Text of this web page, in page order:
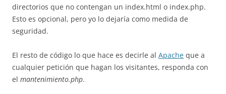
directorios que no contengan un index.html o index.php.
Esto es opcional, pero yo lo dejaría como medida de
seguridad.
El resto de código lo que hace es decirle al Apache que a
cualquier petición que hagan los visitantes, responda con
el mantenimiento.php.